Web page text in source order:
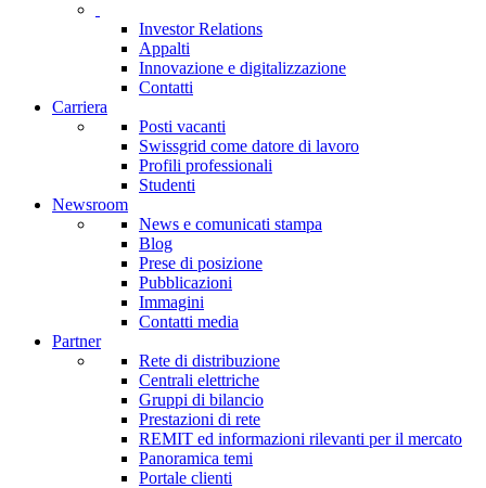
Investor Relations
Appalti
Innovazione e digitalizzazione
Contatti
Carriera
Posti vacanti
Swissgrid come datore di lavoro
Profili professionali
Studenti
Newsroom
News e comunicati stampa
Blog
Prese di posizione
Pubblicazioni
Immagini
Contatti media
Partner
Rete di distribuzione
Centrali elettriche
Gruppi di bilancio
Prestazioni di rete
REMIT ed informazioni rilevanti per il mercato
Panoramica temi
Portale clienti